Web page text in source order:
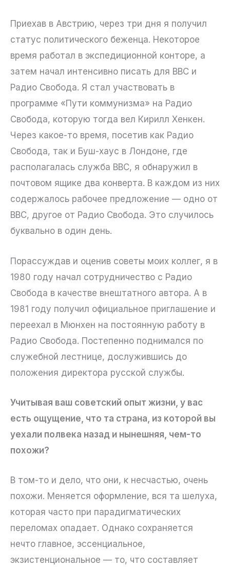
Приехав в Австрию, через три дня я получил
статус политического беженца. Некоторое
время работал в экспедиционной конторе, а
затем начал интенсивно писать для BBC и
Радио Свобода. Я стал участвовать в
программе «Пути коммунизма» на Радио
Свобода, которую тогда вел Кирилл Хенкен.
Через какое-то время, посетив как Радио
Свобода, так и Буш-хаус в Лондоне, где
располагалась служба BBC, я обнаружил в
почтовом ящике два конверта. В каждом из них
содержалось рабочее предложение — одно от
BBC, другое от Радио Свобода. Это случилось
буквально в один день.
Порассуждав и оценив советы моих коллег, я в
1980 году начал сотрудничество с Радио
Свобода в качестве внештатного автора. А в
1981 году получил официальное приглашение и
переехал в Мюнхен на постоянную работу в
Радио Свобода. Постепенно поднимался по
служебной лестнице, дослужившись до
положения директора русской службы.
Учитывая ваш советский опыт жизни, у вас
есть ощущение, что та страна, из которой вы
уехали полвека назад и нынешняя, чем-то
похожи?
В том-то и дело, что они, к несчастью, очень
похожи. Меняется оформление, вся та шелуха,
которая часто при парадигматических
переломах опадает. Однако сохраняется
нечто главное, эссенциальное,
экзистенциональное — то, что составляет